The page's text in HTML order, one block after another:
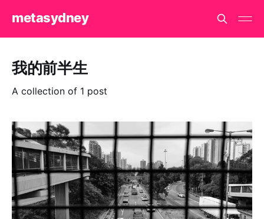
metasydney
我的前半生
A collection of 1 post